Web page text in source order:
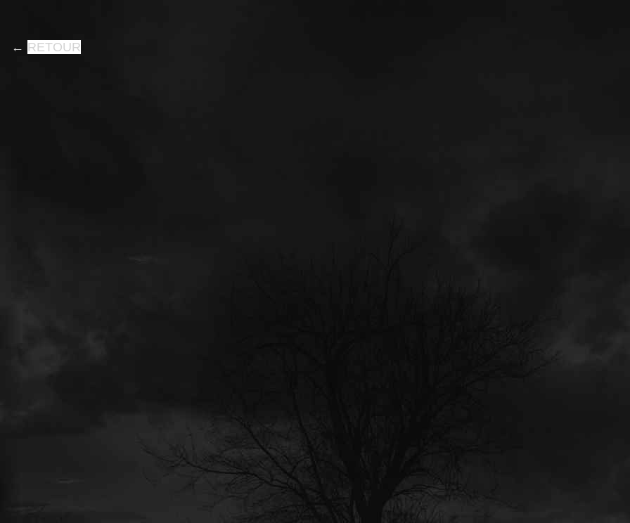
← RETOUR